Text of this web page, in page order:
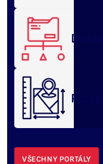
VŠECHNY PORTÁLY